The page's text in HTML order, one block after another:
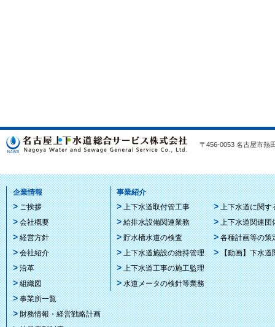
〒456-0053 名古屋市
企業情報
ご挨拶
会社概要
経営方針
会社紹介
沿革
組織図
事業所一覧
財務情報・経営戦略計画
事業紹介
上下水道取付管工事
給排水設備関連業務
貯水槽水道の検査
上下水道施設の維持管理
上下水道工事の施工監理
水道メータの検針等業務
上下水道に関す
上下水道関連団
各種計画等の策
【動画】下水道